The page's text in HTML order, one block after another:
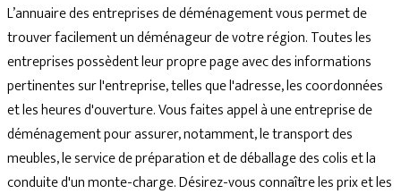
L’annuaire des entreprises de déménagement vous permet de
trouver facilement un déménageur de votre région. Toutes les
entreprises possèdent leur propre page avec des informations
pertinentes sur l'entreprise, telles que l'adresse, les coordonnées
et les heures d'ouverture. Vous faites appel à une entreprise de
déménagement pour assurer, notamment, le transport des
meubles, le service de préparation et de déballage des colis et la
conduite d'un monte-charge. Désirez-vous connaître les prix et les